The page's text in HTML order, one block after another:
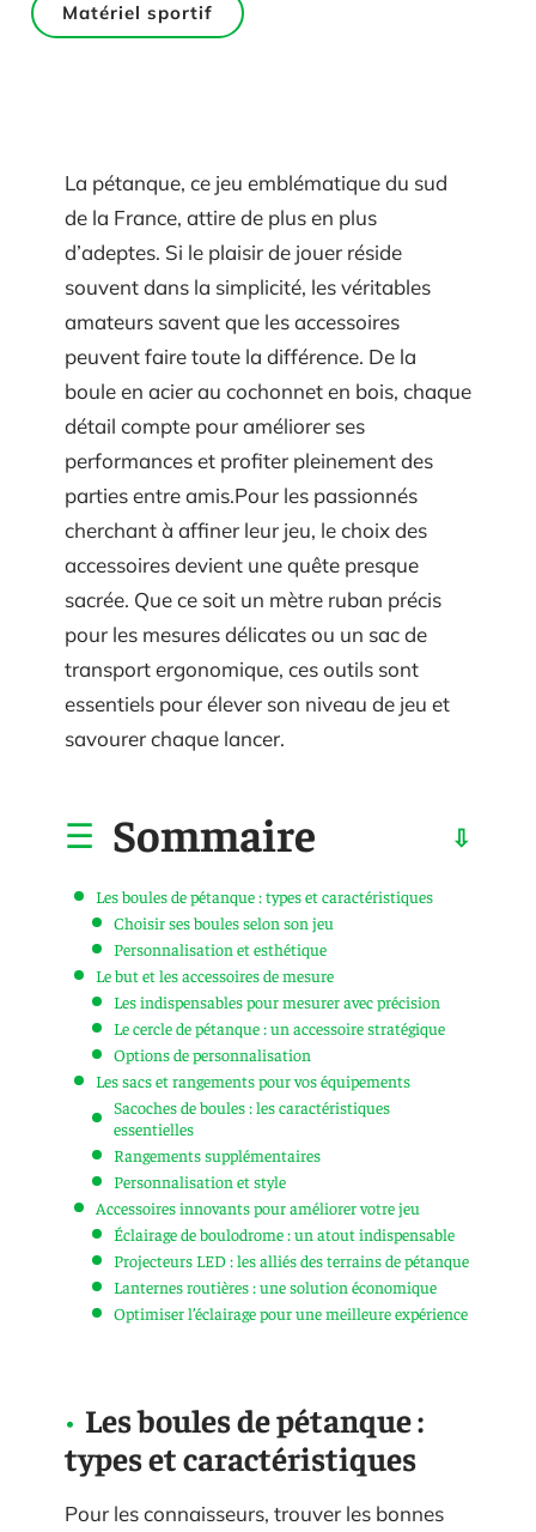
Matériel sportif
La pétanque, ce jeu emblématique du sud
de la France, attire de plus en plus
d’adeptes. Si le plaisir de jouer réside
souvent dans la simplicité, les véritables
amateurs savent que les accessoires
peuvent faire toute la différence. De la
boule en acier au cochonnet en bois, chaque
détail compte pour améliorer ses
performances et profiter pleinement des
parties entre amis.Pour les passionnés
cherchant à affiner leur jeu, le choix des
accessoires devient une quête presque
sacrée. Que ce soit un mètre ruban précis
pour les mesures délicates ou un sac de
transport ergonomique, ces outils sont
essentiels pour élever son niveau de jeu et
savourer chaque lancer.
Sommaire
Les boules de pétanque : types et caractéristiques
Choisir ses boules selon son jeu
Personnalisation et esthétique
Le but et les accessoires de mesure
Les indispensables pour mesurer avec précision
Le cercle de pétanque : un accessoire stratégique
Options de personnalisation
Les sacs et rangements pour vos équipements
Sacoches de boules : les caractéristiques
essentielles
Rangements supplémentaires
Personnalisation et style
Accessoires innovants pour améliorer votre jeu
Éclairage de boulodrome : un atout indispensable
Projecteurs LED : les alliés des terrains de pétanque
Lanternes routières : une solution économique
Optimiser l’éclairage pour une meilleure expérience
Les boules de pétanque :
types et caractéristiques
Pour les connaisseurs, trouver les bonnes